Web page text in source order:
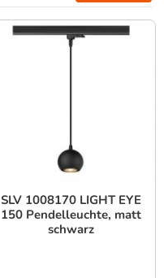
SLV 1008170 LIGHT EYE
150 Pendelleuchte, matt
schwarz